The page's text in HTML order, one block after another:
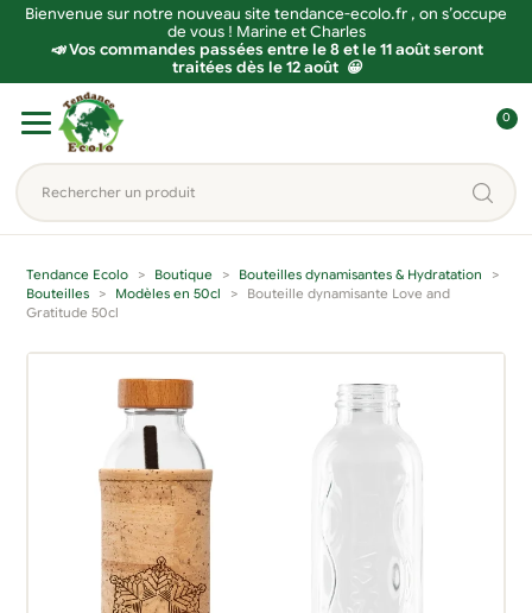
Bienvenue sur notre nouveau site tendance-ecolo.fr , on s’occupe
de vous ! Marine et Charles
📣 Vos commandes passées entre le 8 et le 11 août seront
traitées dès le 12 août 😀
navigation
contenu
Rechercher
un
produit...
o
n
x
o
0
Tendance Ecolo Boutique
Bouteilles dynamisantes & Hydratation
Bouteilles
Modèles en 50cl
Bouteille dynamisante Love and
Gratitude 50cl